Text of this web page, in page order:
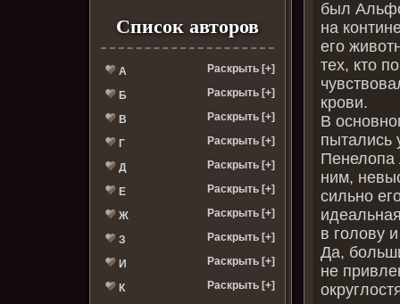
Список авторов
А Раскрыть [+]
Б Раскрыть [+]
В Раскрыть [+]
Г Раскрыть [+]
Д Раскрыть [+]
Е Раскрыть [+]
Ж Раскрыть [+]
З Раскрыть [+]
И Раскрыть [+]
К Раскрыть [+]
был
на
его
тех, кто
крови.
В
пытались
Пенелопа
ним,
сильно
в голову
Да,
не